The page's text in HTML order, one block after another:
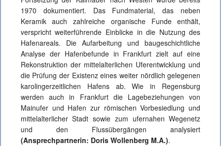
1970 dokumentiert. Das Fundmaterial, das neben
Keramik auch zahlreiche organische Funde enthält,
verspricht weiterführende Einblicke in die Nutzung des
Hafenareals. Die Aufarbeitung und baugeschichtliche
Analyse der Hafenbefunde in Frankfurt zielt auf eine
Rekonstruktion der mittelalterlichen Uferentwicklung und
die Prüfung der Existenz eines weiter nördlich gelegenen
karolingerzeitlichen Hafens ab. Wie in Regensburg
werden auch in Frankfurt die Lagebeziehungen von
Mainufer und Hafen zur römischen Vorbesiedlung und
mittelalterlicher Stadt sowie zum ufernahen Wegenetz
und den Flussübergängen analysiert
(Ansprechpartnerin: Doris Wollenberg M.A.).